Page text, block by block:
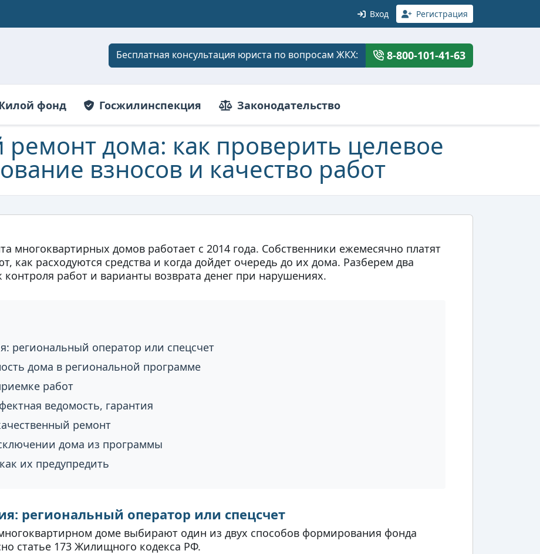
Вход Регистрация
Бесплатная консультация юриста по вопросам ЖКХ: 8-800-101-41-63
фонд Госжилинспекция Законодательство
дома: как проверить целевое
взносов и качество работ
многоквартирных домов работает с 2014 года. Собственники ежемесячно платят
как расходуются средства и когда дойдет очередь до их дома. Разберем два
работ и варианты возврата денег при нарушениях.
региональный оператор или спецсчет
дома в региональной программе
работ
ведомость, гарантия
ремонт
дома из программы
их предупредить
региональный оператор или спецсчет
доме выбирают один из двух способов формирования фонда
статье 173 Жилищного кодекса РФ.